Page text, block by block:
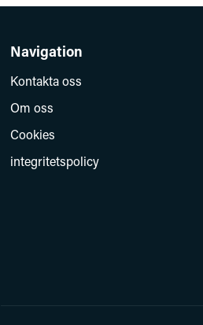
Navigation
Kontakta oss
Om oss
Cookies
integritetspolicy